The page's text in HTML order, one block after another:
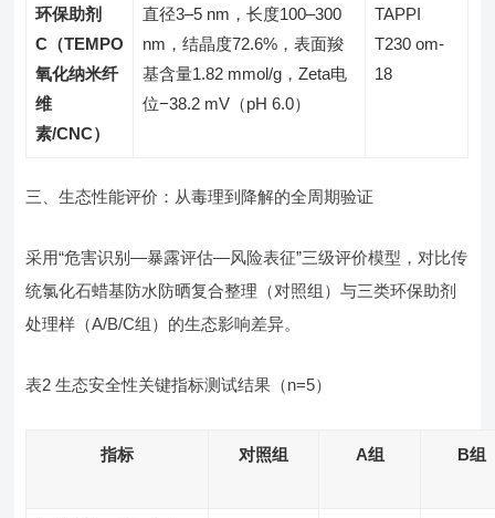
环保助剂
C（TEMPO
氧化纳米纤
维
素/CNC）
直径3–5 nm，长度100–300
nm，结晶度72.6%，表面羧
基含量1.82 mmol/g，Zeta电
位−38.2 mV（pH 6.0）
TAPPI
T230 om-
18
三、生态性能评价：从毒理到降解的全周期验证
采用“危害识别—暴露评估—风险表征”三级评价模型，对比传
统氯化石蜡基防水防晒复合整理（对照组）与三类环保助剂
处理样（A/B/C组）的生态影响差异。
表2 生态安全性关键指标测试结果（n=5）
指标 对照组 A组 B组